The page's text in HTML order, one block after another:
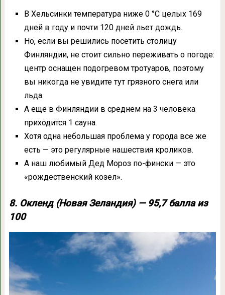
В Хельсинки температура ниже 0 °С целых 169
дней в году и почти 120 дней льет дождь.
Но, если вы решились посетить столицу
Финляндии, не стоит сильно переживать о погоде:
центр оснащен подогревом тротуаров, поэтому
вы никогда не увидите тут грязного снега или
льда.
А еще в Финляндии в среднем на 3 человека
приходится 1 сауна.
Хотя одна небольшая проблема у города все же
есть — это регулярные нашествия кроликов.
А наш любимый Дед Мороз по-фински — это
«рождественский козел».
8. Окленд (Новая Зеландия) — 95,7 балла из
100